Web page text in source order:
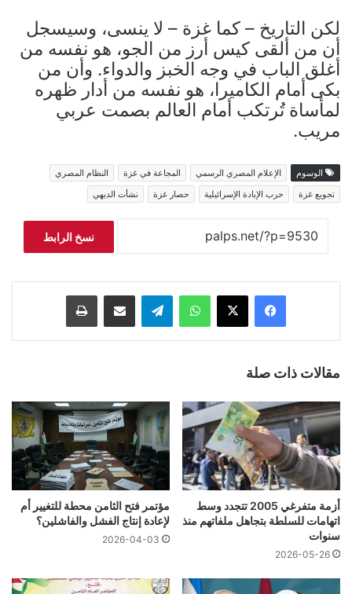
لكن التاريخ – كما غزة – لا ينسى، وسيسجل
أن من ألقى كيس أرز من الجو، هو نفسه من
أغلق الباب في وجه الخبز والدواء. وأن من
بكى أمام الكاميرا، هو نفسه من أدار ظهره
لمأساة تُرتكب أمام العالم بصمت عربي
مريب.
الوسوم الإعلام المصري الرسمي المجاعة في غزة
النظام المصري
تجويع غزة
حرب الإبادة الإسرائيلية حصار غزة نشأت الديهي
نسخ الرابط
فيسبوك ‫X واتساب تيلقرام مشاركة عبر البريد طباعة
مقالات ذات صلة
أزمة متفرغي 2005 تتجدد وسط
اتهامات للسلطة بتجاهل ملفاتهم منذ
سنوات
2026-05-26
مؤتمر فتح الثامن محطة للتغيير أم
لإعادة إنتاج الفشل والفاشلين؟
2026-04-03